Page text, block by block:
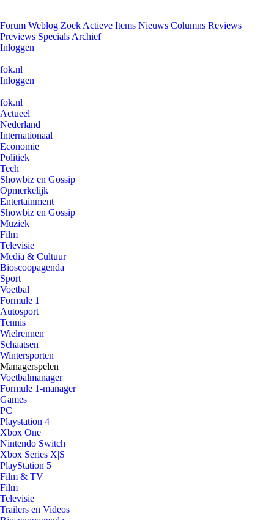
Forum Weblog Zoek Actieve Items Nieuws Columns Reviews
Previews Specials Archief
Inloggen
fok.nl
Inloggen
fok.nl
Actueel
Nederland
Internationaal
Economie
Politiek
Tech
Showbiz en Gossip
Opmerkelijk
Entertainment
Showbiz en Gossip
Muziek
Film
Televisie
Media & Cultuur
Bioscoopagenda
Sport
Voetbal
Formule 1
Autosport
Tennis
Wielrennen
Schaatsen
Wintersporten
Managerspelen
Voetbalmanager
Formule 1-manager
Games
PC
Playstation 4
Xbox One
Nintendo Switch
Xbox Series X|S
PlayStation 5
Film & TV
Film
Televisie
Trailers en Videos